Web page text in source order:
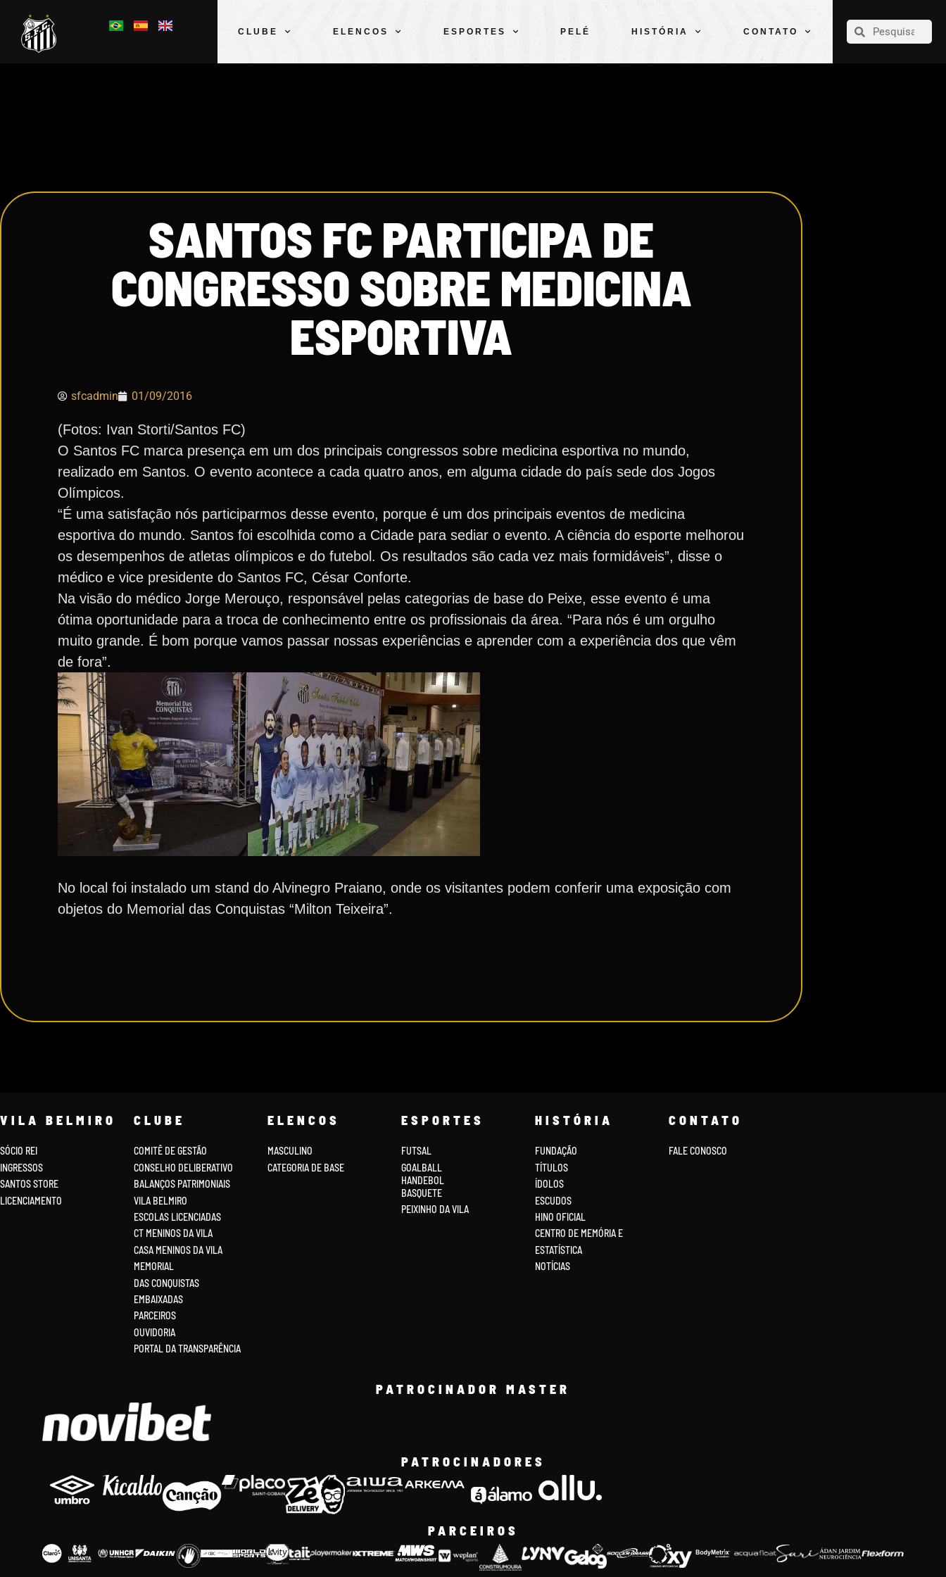
CLUBE ELENCOS ESPORTES PELÉ HISTÓRIA CONTATO
CLUBE
SANTOS FC PARTICIPA DE
CONGRESSO SOBRE MEDICINA
ESPORTIVA
sfcadmin 01/09/2016
(Fotos: Ivan Storti/Santos FC)
O Santos FC marca presença em um dos principais congressos sobre medicina esportiva no mundo,
realizado em Santos. O evento acontece a cada quatro anos, em alguma cidade do país sede dos Jogos
Olímpicos.
“É uma satisfação nós participarmos desse evento, porque é um dos principais eventos de medicina
esportiva do mundo. Santos foi escolhida como a Cidade para sediar o evento. A ciência do esporte melhorou
os desempenhos de atletas olímpicos e do futebol. Os resultados são cada vez mais formidáveis”, disse o
médico e vice presidente do Santos FC, César Conforte.
Na visão do médico Jorge Merouço, responsável pelas categorias de base do Peixe, esse evento é uma
ótima oportunidade para a troca de conhecimento entre os profissionais da área. “Para nós é um orgulho
muito grande. É bom porque vamos passar nossas experiências e aprender com a experiência dos que vêm
de fora”.
No local foi instalado um stand do Alvinegro Praiano, onde os visitantes podem conferir uma exposição com
objetos do Memorial das Conquistas “Milton Teixeira”.
VILA BELMIRO
SÓCIO REI
INGRESSOS
SANTOS STORE
LICENCIAMENTO
CLUBE
COMITÊ DE GESTÃO
CONSELHO DELIBERATIVO
BALANÇOS PATRIMONIAIS
VILA BELMIRO
ESCOLAS LICENCIADAS
CT MENINOS DA VILA
CASA MENINOS DA VILA
MEMORIAL
DAS CONQUISTAS
EMBAIXADAS
PARCEIROS
OUVIDORIA
PORTAL DA TRANSPARÊNCIA
ELENCOS
MASCULINO
CATEGORIA DE BASE
ESPORTES
FUTSAL
GOALBALL
HANDEBOL
BASQUETE
PEIXINHO DA VILA
HISTÓRIA
FUNDAÇÃO
TÍTULOS
ÍDOLOS
ESCUDOS
HINO OFICIAL
CENTRO DE MEMÓRIA E
ESTATÍSTICA
NOTÍCIAS
CONTATO
FALE CONOSCO
PATROCINADOR MASTER
PATROCINADORES
PARCEIROS